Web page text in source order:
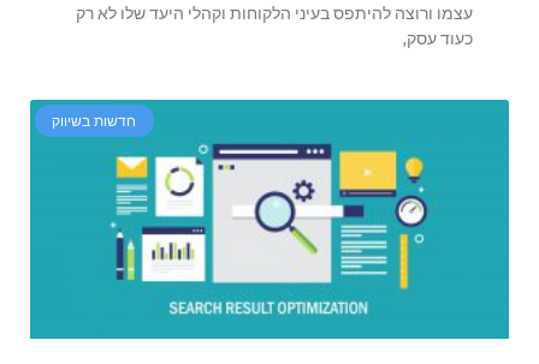
עצמו ורוצה להיתפס בעיני הלקוחות וקהלי היעד שלו לא רק
כעוד עסק,
חדשות בשיווק